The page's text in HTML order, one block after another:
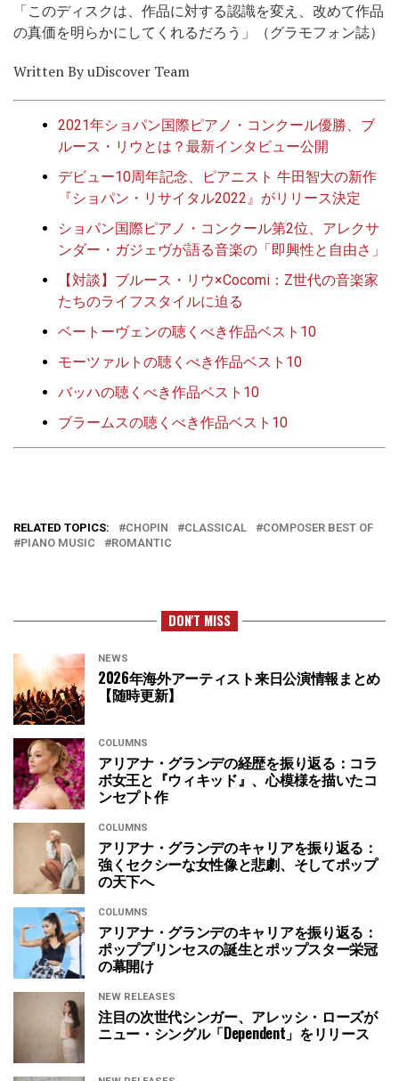
「このディスクは、作品に対する認識を変え、改めて作品
の真価を明らかにしてくれるだろう」（グラモフォン誌）
Written By uDiscover Team
2021年ショパン国際ピアノ・コンクール優勝、ブ
ルース・リウとは？最新インタビュー公開
デビュー10周年記念、ピアニスト 牛田智大の新作
『ショパン・リサイタル2022』がリリース決定
ショパン国際ピアノ・コンクール第2位、アレクサ
ンダー・ガジェヴが語る音楽の「即興性と自由さ」
【対談】ブルース・リウ×Cocomi：Z世代の音楽家
たちのライフスタイルに迫る
ベートーヴェンの聴くべき作品ベスト10
モーツァルトの聴くべき作品ベスト10
バッハの聴くべき作品ベスト10
ブラームスの聴くべき作品ベスト10
RELATED TOPICS: CHOPIN CLASSICAL
COMPOSER BEST OF
PIANO MUSIC
ROMANTIC
DON'T MISS
NEWS
2026年海外アーティスト来日公演情報まとめ
【随時更新】
COLUMNS
アリアナ・グランデの経歴を振り返る：コラ
ボ女王と『ウィキッド』、心模様を描いたコ
ンセプト作
COLUMNS
アリアナ・グランデのキャリアを振り返る：
強くセクシーな女性像と悲劇、そしてポップ
の天下へ
COLUMNS
アリアナ・グランデのキャリアを振り返る：
ポッププリンセスの誕生とポップスター栄冠
の幕開け
NEW RELEASES
注目の次世代シンガー、アレッシ・ローズが
ニュー・シングル「Dependent」をリリース